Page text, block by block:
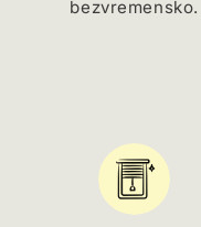
bezvremensko.